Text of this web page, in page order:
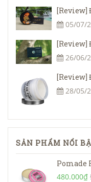
05/07/
26/06/
28/05/
SẢN PHẨM NỔI
Pomade
480.000₫